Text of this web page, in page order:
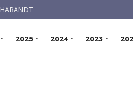
2025 2024 2023